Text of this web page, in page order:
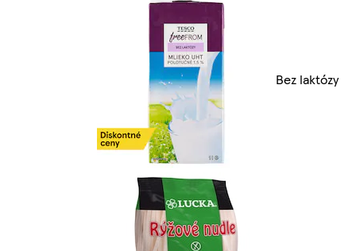
Bez laktózy